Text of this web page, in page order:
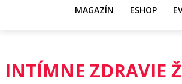
MAGAZÍN ESHOP
INTÍMNE ZDRAVIE